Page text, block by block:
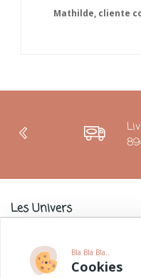
Bla Bla Bla..
Cookies
Mathilde, cliente
Les Univers
Charlie & La Petite Souris